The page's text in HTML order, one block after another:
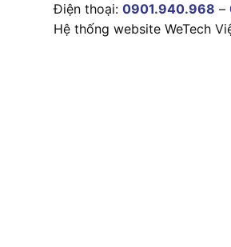
Điện thoại: 0901.940.968 –
Hệ thống website WeTech